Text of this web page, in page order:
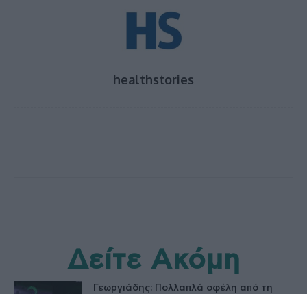
healthstories
Δείτε Ακόμη
Γεωργιάδης: Πολλαπλά οφέλη από τη